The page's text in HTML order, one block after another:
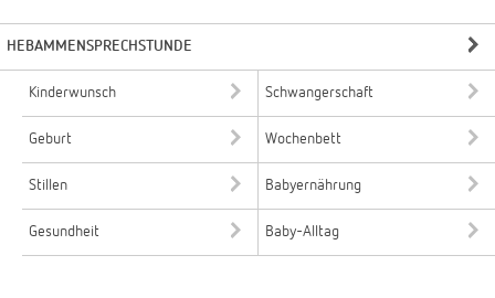
HEBAMMENSPRECHSTUNDE
Kinderwunsch Schwangerschaft
Geburt Wochenbett
Stillen Babyernährung
Gesundheit Baby-Alltag